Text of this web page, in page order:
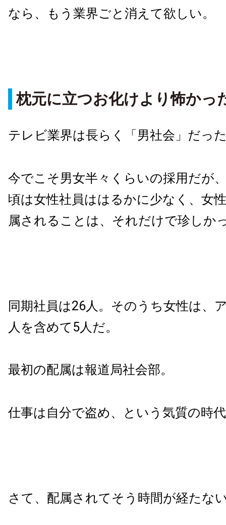
なら、もう業界ごと消えて欲しい。
枕元に立つお化けより怖かっ
テレビ業界は長らく「男社会」だっ
今でこそ男女半々くらいの採用だが
頃は女性社員ははるかに少なく、女
属されることは、それだけで珍しか
同期社員は26人。そのうち女性は、
人を含めて5人だ。
最初の配属は報道局社会部。
仕事は自分で盗め、という気質の時
さて、配属されてそう時間が経たな